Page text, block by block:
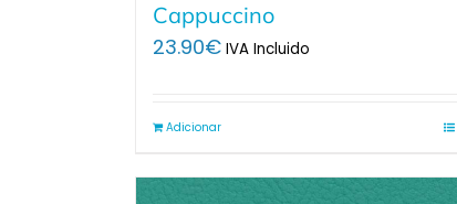
Cappuccino
23.90€ IVA Incluido
Adicionar